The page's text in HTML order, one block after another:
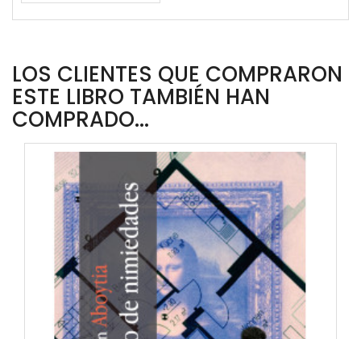
LOS CLIENTES QUE COMPRARON
ESTE LIBRO TAMBIÉN HAN
COMPRADO...